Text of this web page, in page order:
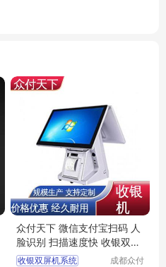
众付天下 微信支付宝扫码 人
脸识别 扫描速度快 收银双屏
机系统
收银双屏机系统
成都众付